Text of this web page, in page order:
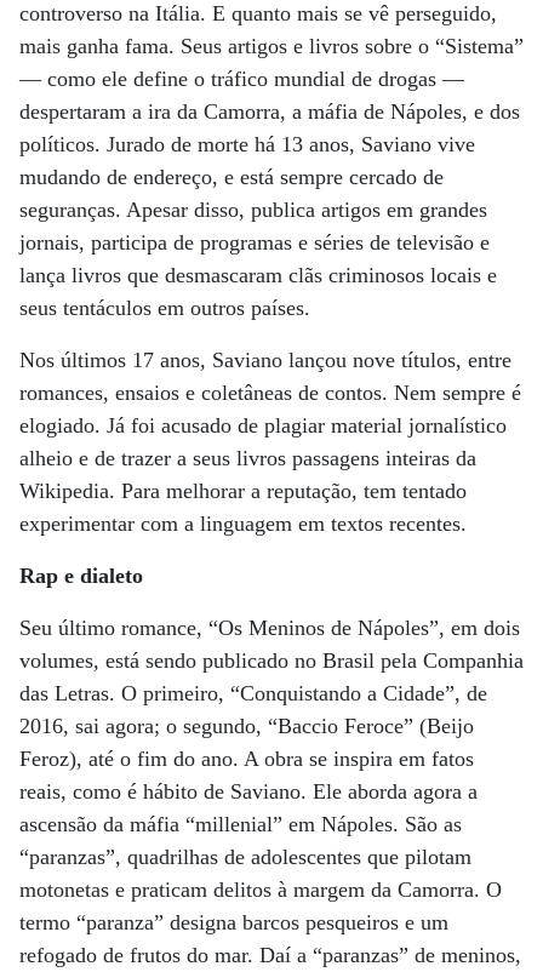
controverso na Itália. E quanto mais se vê perseguido,
mais ganha fama. Seus artigos e livros sobre o “Sistema”
— como ele define o tráfico mundial de drogas —
despertaram a ira da Camorra, a máfia de Nápoles, e dos
políticos. Jurado de morte há 13 anos, Saviano vive
mudando de endereço, e está sempre cercado de
seguranças. Apesar disso, publica artigos em grandes
jornais, participa de programas e séries de televisão e
lança livros que desmascaram clãs criminosos locais e
seus tentáculos em outros países.
Nos últimos 17 anos, Saviano lançou nove títulos, entre
romances, ensaios e coletâneas de contos. Nem sempre é
elogiado. Já foi acusado de plagiar material jornalístico
alheio e de trazer a seus livros passagens inteiras da
Wikipedia. Para melhorar a reputação, tem tentado
experimentar com a linguagem em textos recentes.
Rap e dialeto
Seu último romance, “Os Meninos de Nápoles”, em dois
volumes, está sendo publicado no Brasil pela Companhia
das Letras. O primeiro, “Conquistando a Cidade”, de
2016, sai agora; o segundo, “Baccio Feroce” (Beijo
Feroz), até o fim do ano. A obra se inspira em fatos
reais, como é hábito de Saviano. Ele aborda agora a
ascensão da máfia “millenial” em Nápoles. São as
“paranzas”, quadrilhas de adolescentes que pilotam
motonetas e praticam delitos à margem da Camorra. O
termo “paranza” designa barcos pesqueiros e um
refogado de frutos do mar. Daí a “paranzas” de meninos,